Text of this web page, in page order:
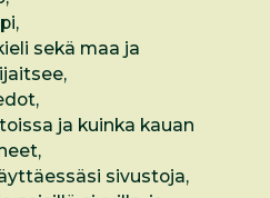
sekä maa ja
ja kuinka kauan
sivustoja,